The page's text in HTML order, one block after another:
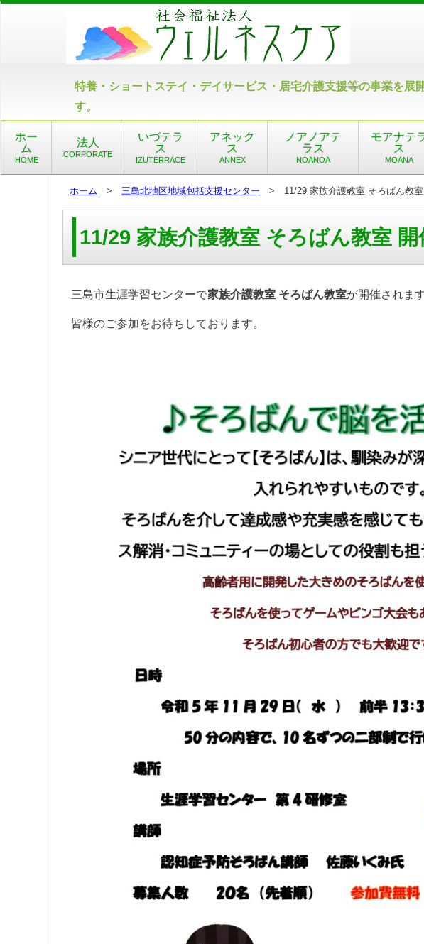
特養・ショートステイ・デイサービス・居宅介護支援等の事業を展
す。
ホー
ム
HOME
法人
CORPORATE
いづテラ
ス
IZUTERRACE
アネック
ス
ANNEX
ノアノアテ
ラス
NOANOA
モアナテ
ス
MOANA
ホーム >三島北地区地域包括支援センター > 11/29 家族介護教室 そろばん教室
11/29 家族介護教室 そろばん教室
三島市生涯学習センターで家族介護教室 そろばん教室が開催されます
皆様のご参加をお待ちしております。